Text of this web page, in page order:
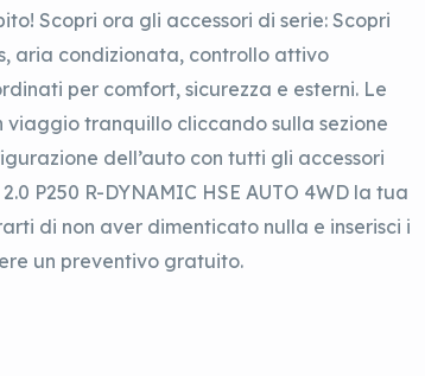
Scopri ora gli accessori di serie: Scopri
aria condizionata, controllo attivo
per comfort, sicurezza e esterni. Le
viaggio tranquillo cliccando sulla sezione
dell’auto con tutti gli accessori
P250 R-DYNAMIC HSE AUTO 4WD la tua
di non aver dimenticato nulla e inserisci i
un preventivo gratuito.